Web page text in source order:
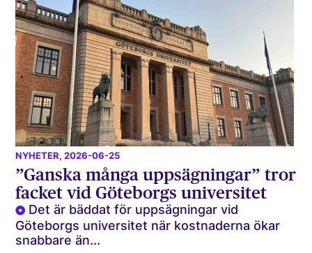
NYHETER, 2026-06-25
”Ganska många uppsägningar” tror
facket vid Göteborgs universitet
Det är bäddat för uppsägningar vid
Göteborgs universitet när kostnaderna ökar
snabbare än...